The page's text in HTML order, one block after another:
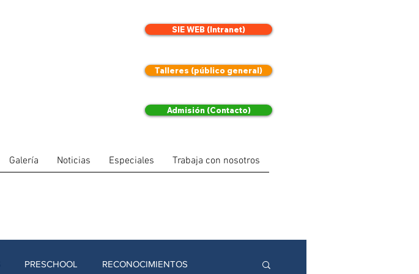
SIE WEB (Intranet)
Talleres (público general)
Admisión (Contacto)
Galería Noticias Especiales Trabaja con nosotros
PRESCHOOL RECONOCIMIENTOS